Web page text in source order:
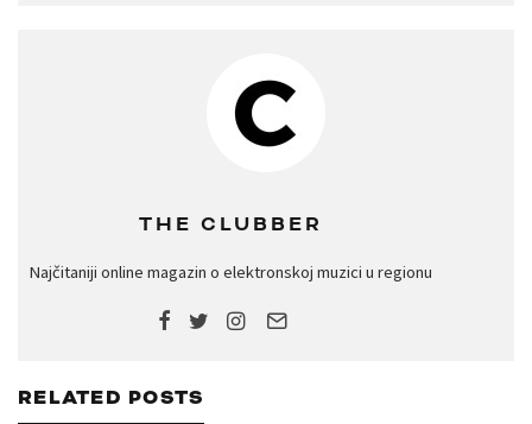
THE CLUBBER
Najčitaniji online magazin o elektronskoj muzici u regionu
RELATED POSTS